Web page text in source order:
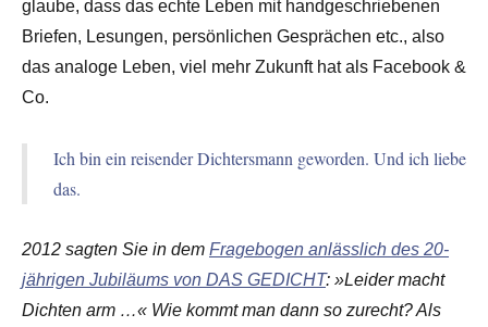
glaube, dass das echte Leben mit handgeschriebenen
Briefen, Lesungen, persönlichen Gesprächen etc., also
das analoge Leben, viel mehr Zukunft hat als Facebook &
Co.
Ich bin ein reisender Dichtersmann geworden. Und ich liebe
das.
2012 sagten Sie in dem Fragebogen anlässlich des 20-
jährigen Jubiläums von DAS GEDICHT: »Leider macht
Dichten arm …« Wie kommt man dann so zurecht? Als